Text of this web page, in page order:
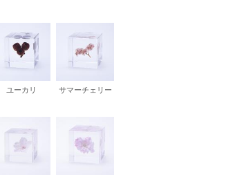
ユーカリ サマーチェリー